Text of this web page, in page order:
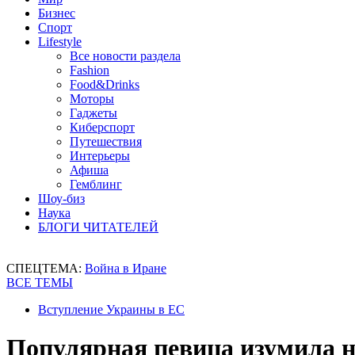
Бизнес
Спорт
Lifestyle
Все новости раздела
Fashion
Food&Drinks
Моторы
Гаджеты
Киберспорт
Путешествия
Интерьеры
Афиша
Гемблинг
Шоу-биз
Наука
БЛОГИ ЧИТАТЕЛЕЙ
СПЕЦТЕМА: Война в Иране
ВСЕ ТЕМЫ
Вступление Украины в ЕС
Популярная певица изумила